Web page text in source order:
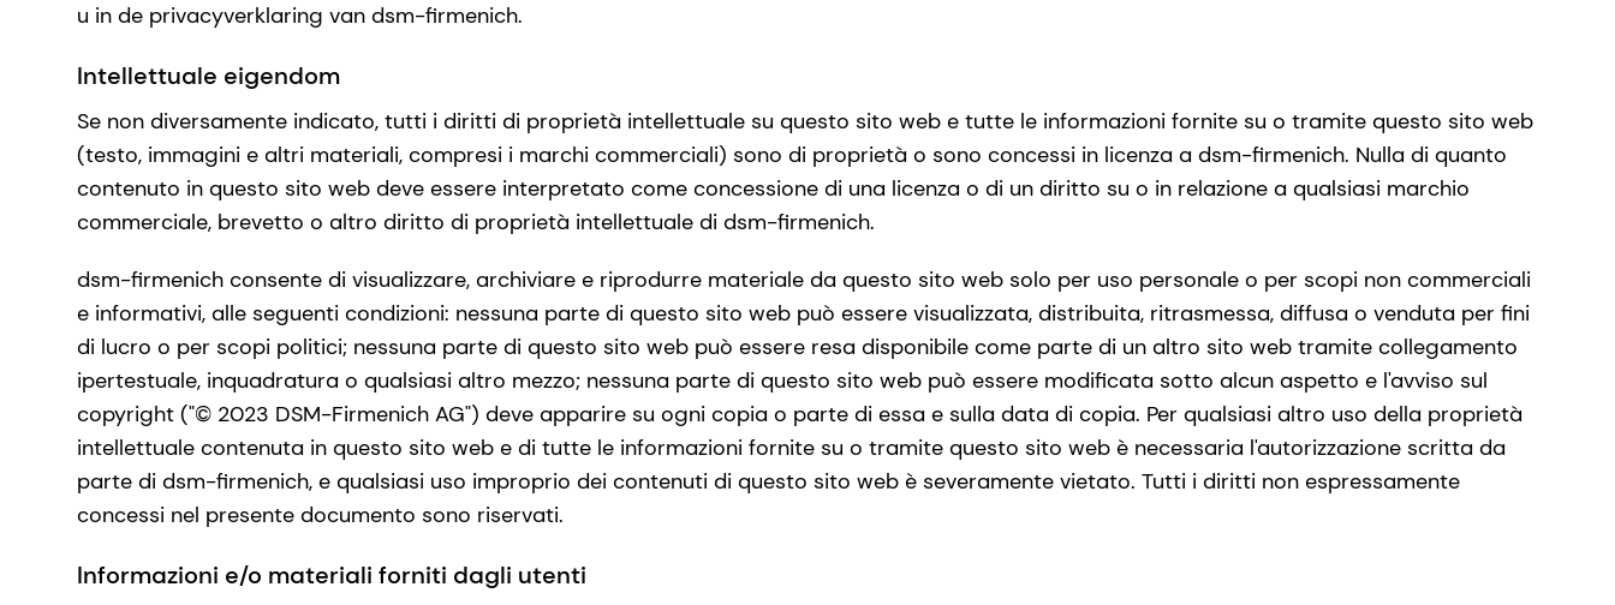
u in de privacyverklaring van dsm-firmenich.
Intellettuale eigendom
Se non diversamente indicato, tutti i diritti di proprietà intellettuale su questo sito web e tutte le informazioni fornite su o tramite questo sito web
(testo, immagini e altri materiali, compresi i marchi commerciali) sono di proprietà o sono concessi in licenza a dsm-firmenich. Nulla di quanto
contenuto in questo sito web deve essere interpretato come concessione di una licenza o di un diritto su o in relazione a qualsiasi marchio
commerciale, brevetto o altro diritto di proprietà intellettuale di dsm-firmenich.
dsm-firmenich consente di visualizzare, archiviare e riprodurre materiale da questo sito web solo per uso personale o per scopi non commerciali
e informativi, alle seguenti condizioni: nessuna parte di questo sito web può essere visualizzata, distribuita, ritrasmessa, diffusa o venduta per fini
di lucro o per scopi politici; nessuna parte di questo sito web può essere resa disponibile come parte di un altro sito web tramite collegamento
ipertestuale, inquadratura o qualsiasi altro mezzo; nessuna parte di questo sito web può essere modificata sotto alcun aspetto e l'avviso sul
copyright ("© 2023 DSM-Firmenich AG") deve apparire su ogni copia o parte di essa e sulla data di copia. Per qualsiasi altro uso della proprietà
intellettuale contenuta in questo sito web e di tutte le informazioni fornite su o tramite questo sito web è necessaria l'autorizzazione scritta da
parte di dsm-firmenich, e qualsiasi uso improprio dei contenuti di questo sito web è severamente vietato. Tutti i diritti non espressamente
concessi nel presente documento sono riservati.
Informazioni e/o materiali forniti dagli utenti